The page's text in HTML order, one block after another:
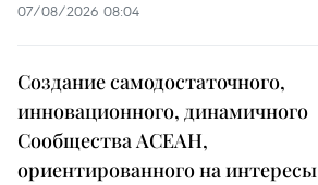
07/08/2026 08:04
Создание самодостаточного,
инновационного, динамичного
Сообщества АСЕАН,
ориентированного на интересы